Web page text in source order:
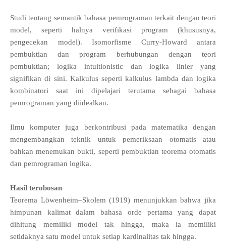
Studi tentang semantik bahasa pemrograman terkait dengan teori
model, seperti halnya verifikasi program (khususnya,
pengecekan model). Isomorfisme Curry-Howard antara
pembuktian dan program berhubungan dengan teori
pembuktian; logika intuitionistic dan logika linier yang
signifikan di sini. Kalkulus seperti kalkulus lambda dan logika
kombinatori saat ini dipelajari terutama sebagai bahasa
pemrograman yang diidealkan.
Ilmu komputer juga berkontribusi pada matematika dengan
mengembangkan teknik untuk pemeriksaan otomatis atau
bahkan menemukan bukti, seperti pembuktian teorema otomatis
dan pemrograman logika.
Hasil terobosan
Teorema Löwenheim–Skolem (1919) menunjukkan bahwa jika
himpunan kalimat dalam bahasa orde pertama yang dapat
dihitung memiliki model tak hingga, maka ia memiliki
setidaknya satu model untuk setiap kardinalitas tak hingga.